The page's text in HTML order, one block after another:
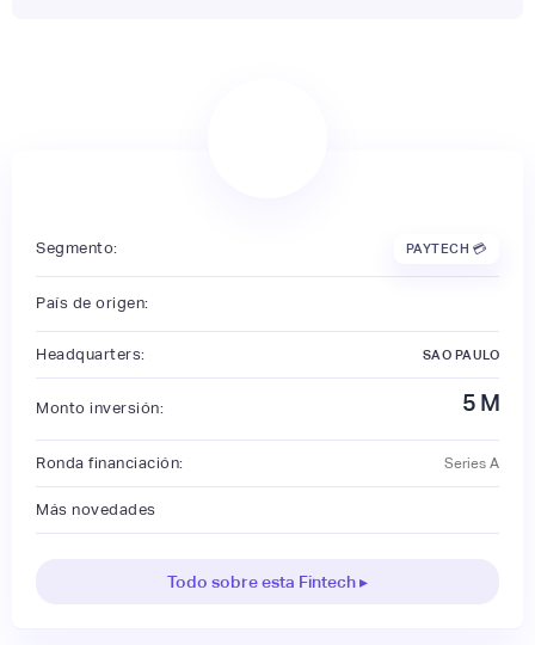
Segmento: PAYTECH 💳
País de origen:
Headquarters: SAO PAULO
Monto inversión: 5 M
Ronda financiación: Series A
Más novedades
Todo sobre esta Fintech ▸